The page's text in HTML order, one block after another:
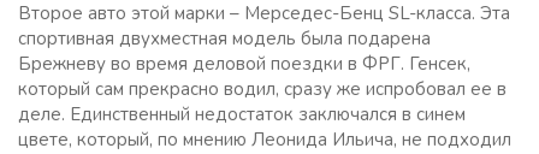
Второе авто этой марки – Мерседес-Бенц SL-класса. Эта
спортивная двухместная модель была подарена
Брежневу во время деловой поездки в ФРГ. Генсек,
который сам прекрасно водил, сразу же испробовал ее в
деле. Единственный недостаток заключался в синем
цвете, который, по мнению Леонида Ильича, не подходил